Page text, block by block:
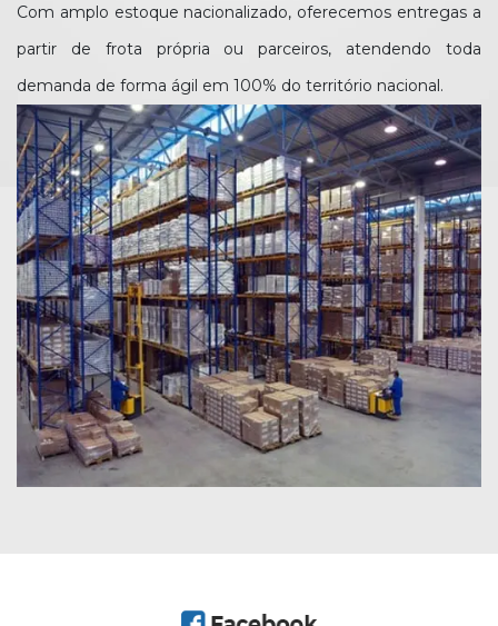
Com amplo estoque nacionalizado, oferecemos entregas a
partir de frota própria ou parceiros, atendendo toda
demanda de forma ágil em 100% do território nacional.